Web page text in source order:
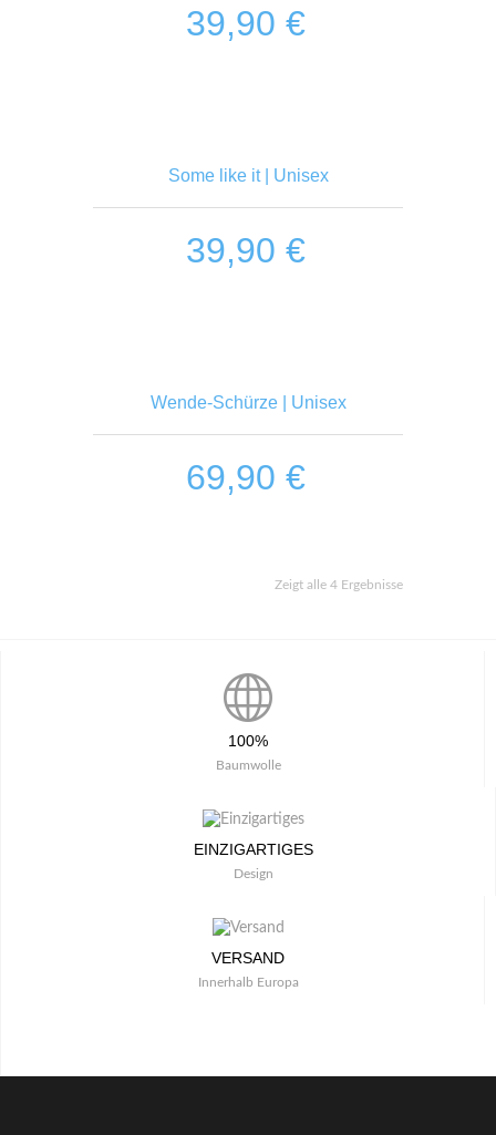
39,90 €
Some like it | Unisex
39,90 €
Wende-Schürze | Unisex
69,90 €
Zeigt alle 4 Ergebnisse
100%
Baumwolle
EINZIGARTIGES
Design
VERSAND
Innerhalb Europa